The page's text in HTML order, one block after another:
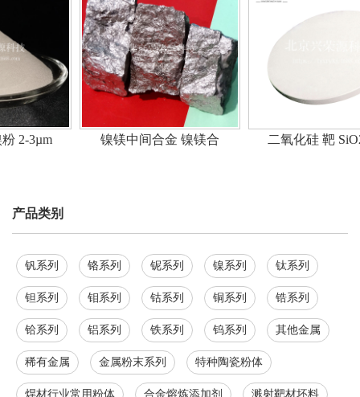
镍镁中间合金 镍镁合 二氧化硅 靶 SiO2高纯
产品类别
钒系列 铬系列 铌系列 镍系列 钛系列
钽系列 钼系列 钴系列 铜系列 锆系列
铪系列 铝系列 铁系列 钨系列 其他金属
稀有金属 金属粉末系列 特种陶瓷粉体
焊材行业常用粉体 合金熔炼添加剂 溅射靶材坯料